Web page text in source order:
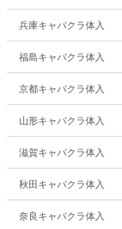
兵庫キャバクラ体入
福島キャバクラ体入
京都キャバクラ体入
山形キャバクラ体入
滋賀キャバクラ体入
秋田キャバクラ体入
奈良キャバクラ体入